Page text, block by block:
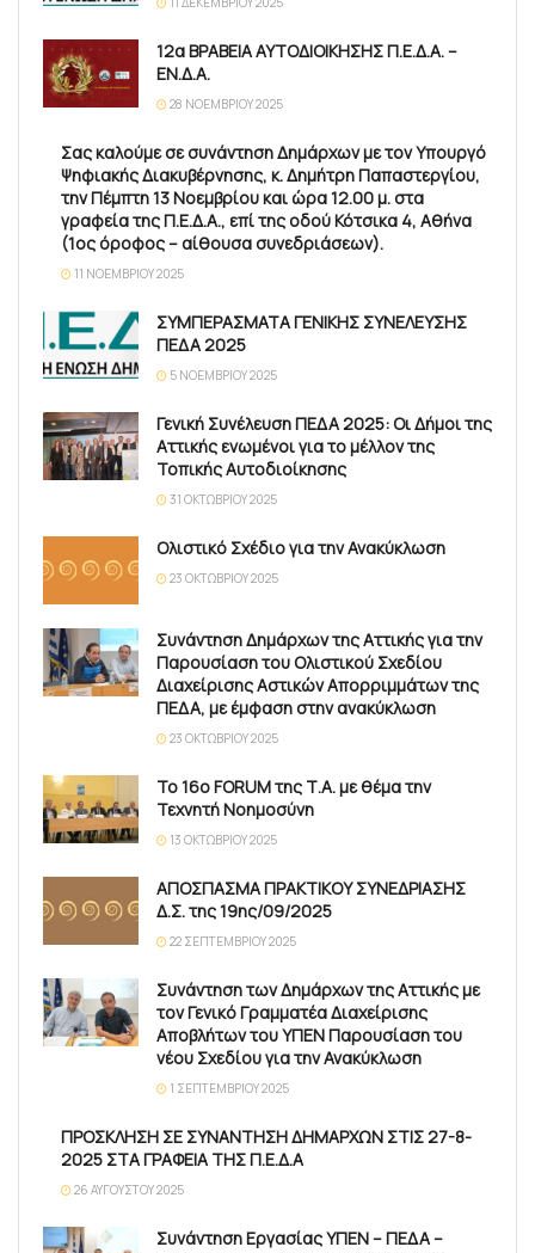
12α ΒΡΑΒΕΙΑ ΑΥΤΟΔΙΟΙΚΗΣΗΣ Π.Ε.Δ.Α. –
ΕΝ.Δ.Α.
28 ΝΟΕΜΒΡΊΟΥ 2025
Σας καλούμε σε συνάντηση Δημάρχων με τον Υπουργό
Ψηφιακής Διακυβέρνησης, κ. Δημήτρη Παπαστεργίου,
την Πέμπτη 13 Νοεμβρίου και ώρα 12.00 μ. στα
γραφεία της Π.Ε.Δ.Α., επί της οδού Κότσικα 4, Αθήνα
(1ος όροφος – αίθουσα συνεδριάσεων).
11 ΝΟΕΜΒΡΊΟΥ 2025
ΣΥΜΠΕΡΑΣΜΑΤΑ ΓΕΝΙΚΗΣ ΣΥΝΕΛΕΥΣΗΣ
ΠΕΔΑ 2025
5 ΝΟΕΜΒΡΊΟΥ 2025
Γενική Συνέλευση ΠΕΔΑ 2025: Οι Δήμοι της
Αττικής ενωμένοι για το μέλλον της
Τοπικής Αυτοδιοίκησης
31 ΟΚΤΩΒΡΊΟΥ 2025
Ολιστικό Σχέδιο για την Ανακύκλωση
23 ΟΚΤΩΒΡΊΟΥ 2025
Συνάντηση Δημάρχων της Αττικής για την
Παρουσίαση του Ολιστικού Σχεδίου
Διαχείρισης Αστικών Απορριμμάτων της
ΠΕΔΑ, με έμφαση στην ανακύκλωση
23 ΟΚΤΩΒΡΊΟΥ 2025
Το 16ο FORUM της Τ.Α. με θέμα την
Τεχνητή Νοημοσύνη
13 ΟΚΤΩΒΡΊΟΥ 2025
ΑΠΟΣΠΑΣΜΑ ΠΡΑΚΤΙΚΟΥ ΣΥΝΕΔΡΙΑΣΗΣ
Δ.Σ. της 19ης/09/2025
22 ΣΕΠΤΕΜΒΡΊΟΥ 2025
Συνάντηση των Δημάρχων της Αττικής με
τον Γενικό Γραμματέα Διαχείρισης
Αποβλήτων του ΥΠΕΝ Παρουσίαση του
νέου Σχεδίου για την Ανακύκλωση
1 ΣΕΠΤΕΜΒΡΊΟΥ 2025
ΠΡΟΣΚΛΗΣΗ ΣΕ ΣΥΝΑΝΤΗΣΗ ΔΗΜΑΡΧΩΝ ΣΤΙΣ 27-8-
2025 ΣΤΑ ΓΡΑΦΕΙΑ ΤΗΣ Π.Ε.Δ.Α
26 ΑΥΓΟΎΣΤΟΥ 2025
Συνάντηση Εργασίας ΥΠΕΝ – ΠΕΔΑ –